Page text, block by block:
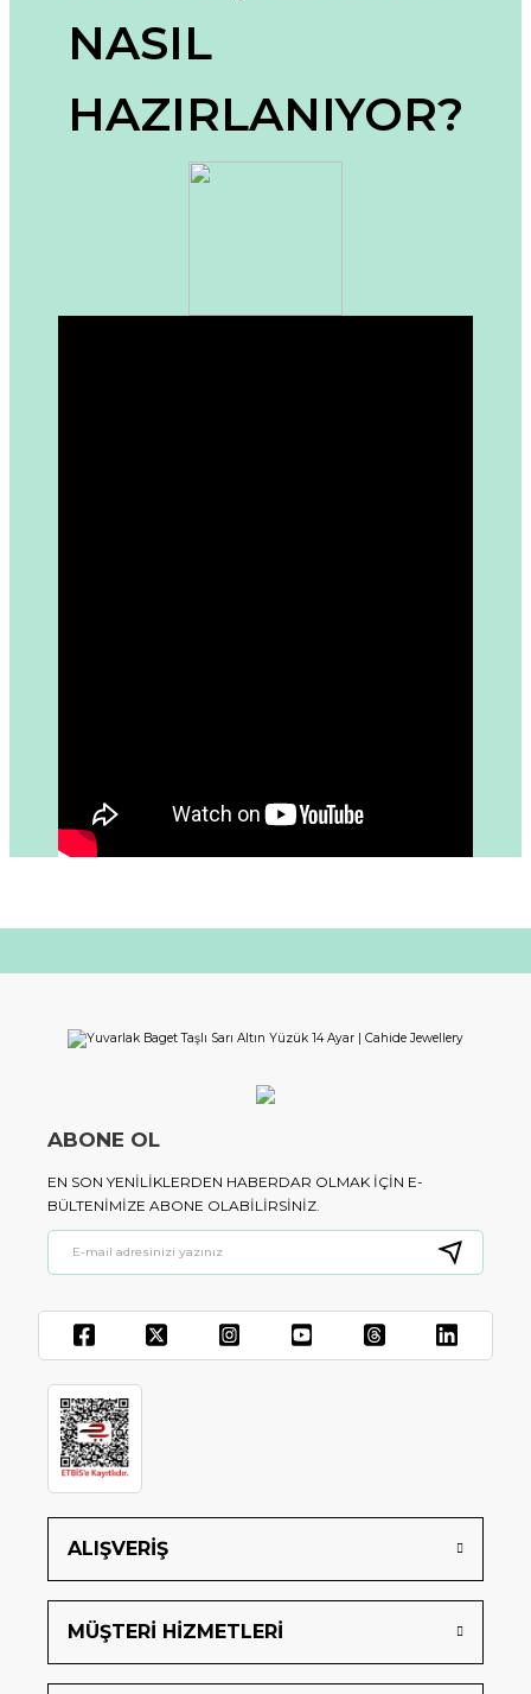
Ürün açıklamasında eksik bilgiler bulunuyor.
Ürün fiyatı diğer sitelerden daha pahalı.
Bu ürüne benzer farklı alternatifler olmalı.
NASIL
HAZIRLANIYOR?
ALIŞVERİŞ
MÜŞTERİ HİZMETLERİ
ABONE OL
EN SON YENILIKLERDEN HABERDAR OLMAK IÇIN E-
BÜLTENIMIZE ABONE OLABILIRSINIZ.